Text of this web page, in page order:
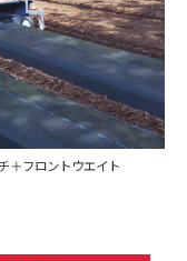
＋フロントウエイト